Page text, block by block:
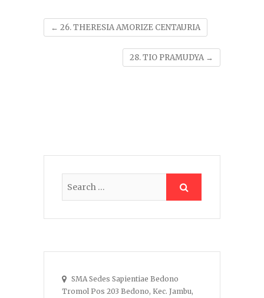
← 26. THERESIA AMORIZE CENTAURIA
28. TIO PRAMUDYA →
SMA Sedes Sapientiae Bedono
Tromol Pos 203 Bedono, Kec. Jambu,